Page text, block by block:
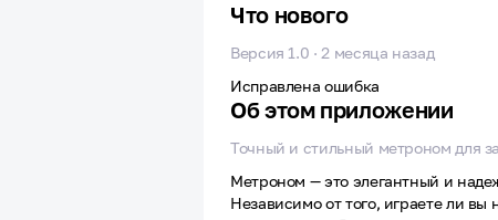
Что нового
Версия 1.0 · 2 месяца назад
Исправлена ошибка
Об этом приложении
Точный и стильный метроном для
Метроном — это элегантный и
Независимо от того, играете ли